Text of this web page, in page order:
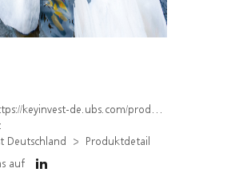
keyinvest-de.ubs.com/produkt/detail/index/isin/DE000WA383M8
Deutschland
Produktdetail
auf